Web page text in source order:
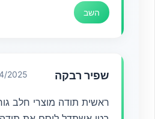
השב
שפיר רבקה 03/04/2025
ראשית תודה מוצרי חלב